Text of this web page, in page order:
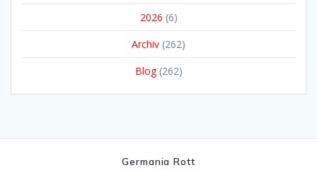
2026 (6)
Archiv (262)
Blog(262)
Germania Rott